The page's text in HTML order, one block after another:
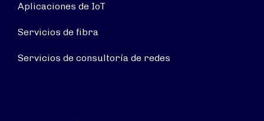
Aplicaciones de IoT
Servicios de fibra
Servicios de consultoría de redes